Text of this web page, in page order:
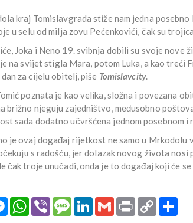
kraj Tomislavgrada stiže nam jedna
u selu od milja zovu Pećenkovići, čak su
Joka i Neno 19. svibnja dobili su svoje nove
na svijet stigla Mara, potom Luka, a kao treći
za cijelu obitelj, piše Tomislavcity.
poznata je kao velika, složna i povezana
brižno njeguju zajedništvo, međusobno
sada dodatno učvršćena jednom posebnom
je ovaj događaj rijetkost ne samo u Mrkodolu
s radošću, jer dolazak novog života nosi
čak troje unučadi, onda je to događaj koji će
MessengerWhatsApp
Viber MessageLinkedInGmail Print Copy
Link